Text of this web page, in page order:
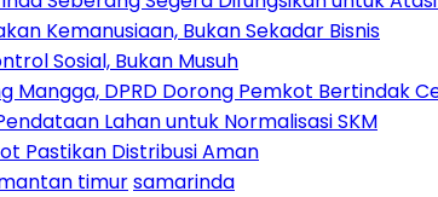
Kemanusiaan, Bukan Sekadar Bisnis
Sosial, Bukan Musuh
Mangga, DPRD Dorong Pemkot Bertindak
Lahan untuk Normalisasi SKM
Pastikan Distribusi Aman
timursamarinda